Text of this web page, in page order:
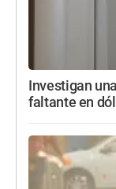
Investigan
faltante en